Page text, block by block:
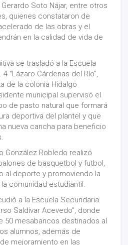
Soto Nájar, entre otros
quienes constataron de
de las obras y el
en la calidad de vida de
se trasladó a la Escuela
“Lázaro Cárdenas del Río”,
de la colonia Hidalgo
municipal supervisó el
de pasto natural que formará
deportiva del plantel y que
nueva cancha para beneficio
González Robledo realizó
de basquetbol y futbol,
al deporte y promoviendo la
comunidad estudiantil.
a la Escuela Secundaria
Saldívar Acevedo”, donde
50 mesabancos destinados al
alumnos, además de
mejoramiento en las